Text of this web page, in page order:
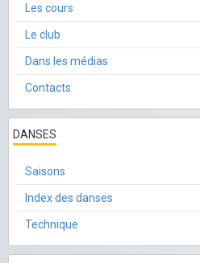
Les cours
Le club
Dans les médias
Contacts
DANSES
Saisons
Index des danses
Technique